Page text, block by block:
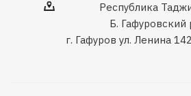
Республика
Б. Гафуровский
г. Гафуров ул. Ленина